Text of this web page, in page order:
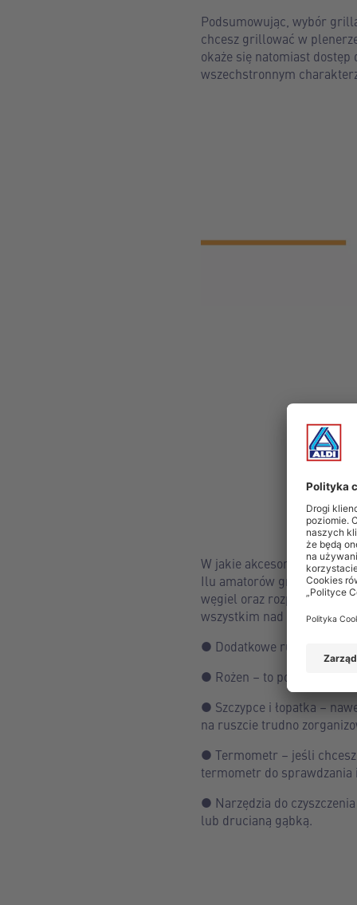
Podsumowując, wybór
chcesz grillować w
okaże się natomiast
wszechstronnym
W jakie akcesoria do
Ilu amatorów grillowania,
węgiel oraz rozpałkę, inni
wszystkim nad zakupem
● Dodatkowe ruszty –
● Rożen – to pozycja
● Szczypce i łopatka –
na ruszcie trudno
● Termometr – jeśli
termometr do
● Narzędzia do
lub drucianą gąbką.